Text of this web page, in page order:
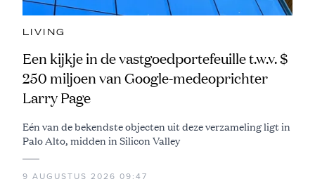
LIVING
Een kijkje in de vastgoedportefeuille t.w.v. $
250 miljoen van Google-medeoprichter
Larry Page
Eén van de bekendste objecten uit deze verzameling ligt in
Palo Alto, midden in Silicon Valley
9 AUGUSTUS 2026 09:47